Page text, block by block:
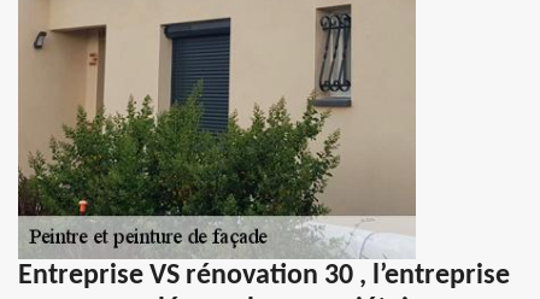
Entreprise VS rénovation 30 , l’entreprise